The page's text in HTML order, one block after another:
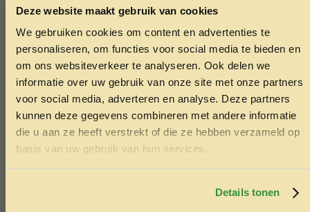
Deze website maakt gebruik van cookies
We gebruiken cookies om content en advertenties te
personaliseren, om functies voor social media te bieden en
om ons websiteverkeer te analyseren. Ook delen we
informatie over uw gebruik van onze site met onze partners
voor social media, adverteren en analyse. Deze partners
kunnen deze gegevens combineren met andere informatie
die u aan ze heeft verstrekt of die ze hebben verzameld op
basis van uw gebruik van hun services.
Details tonen
niet wat u zoekt? Menno kan het vaak voor u bestellen.
Ook voor het knippen van nagels van konijnen of cavia’s
bent u welkom.
Whatsapp
Bel Menno
ONTVANG 5% KORTING OP
JE EERSTE BESTELLING!
Ontvang korting
Door je in te schrijven ga je akkoord met het ontvangen van